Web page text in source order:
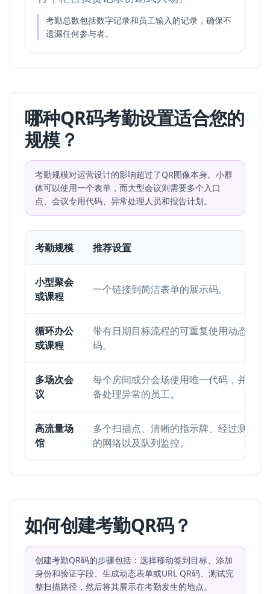
考勤总数包括数字记录和员工输入的记录，确保不
遗漏任何参与者。
哪种QR码考勤设置适合您的
规模？
考勤规模对运营设计的影响超过了QR图像本身。小群
体可以使用一个表单，而大型会议则需要多个入口
点、会议专用代码、异常处理人员和报告计划。
考勤规模 推荐设置
小型聚会
或课程
一个链接到简洁表单的展示码。
循环办公
或课程
带有日期目标流程的可重复使用动态
码。
多场次会
议
每个房间或分会场使用唯一代码，并配
备处理异常的员工。
高流量场
馆
多个扫描点、清晰的指示牌、经过测试
的网络以及队列监控。
如何创建考勤QR码？
创建考勤QR码的步骤包括：选择移动签到目标、添加
身份和验证字段、生成动态表单或URL QR码、测试完
整扫描路径，然后将其展示在考勤发生的地点。